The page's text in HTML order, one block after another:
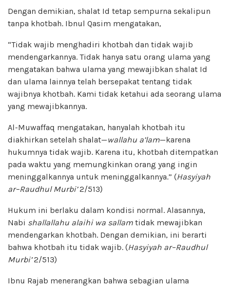
Dengan demikian, shalat Id tetap sempurna sekalipun
tanpa khotbah. Ibnul Qasim mengatakan,
“Tidak wajib menghadiri khotbah dan tidak wajib
mendengarkannya. Tidak hanya satu orang ulama yang
mengatakan bahwa ulama yang mewajibkan shalat Id
dan ulama lainnya telah bersepakat tentang tidak
wajibnya khotbah. Kami tidak ketahui ada seorang ulama
yang mewajibkannya.
Al-Muwaffaq mengatakan, hanyalah khotbah itu
diakhirkan setelah shalat—wallahu a’lam—karena
hukumnya tidak wajib. Karena itu, khotbah ditempatkan
pada waktu yang memungkinkan orang yang ingin
meninggalkannya untuk meninggalkannya.” (Hasyiyah
ar–Raudhul Murbi’2/513)
Hukum ini berlaku dalam kondisi normal. Alasannya,
Nabi shallallahu alaihi wa sallam tidak mewajibkan
mendengarkan khotbah. Dengan demikian, ini berarti
bahwa khotbah itu tidak wajib. (Hasyiyah ar–Raudhul
Murbi’2/513)
Ibnu Rajab menerangkan bahwa sebagian ulama